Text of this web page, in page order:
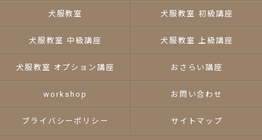
犬服教室 犬服教室 初級講座
犬服教室 中級講座 犬服教室 上級講座
犬服教室 オプション講座 おさらい講座
workshop お問い合わせ
プライバシーポリシー サイトマップ